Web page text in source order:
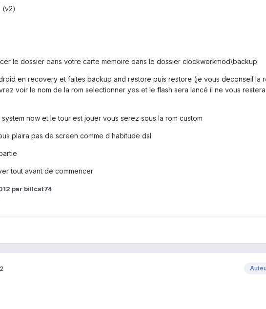
(v2)
le dossier dans votre carte memoire dans le dossier clockworkmod\backup
en recovery et faites backup and restore puis restore (je vous deconseil la
voir le nom de la rom selectionner yes et le flash sera lancé il ne vous
now et le tour est jouer vous serez sous la rom custom
plaira pas de screen comme d habitude dsl
tout avant de commencer
par billcat74